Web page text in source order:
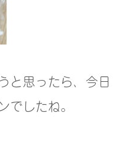
と思ったら、今日
でしたね。